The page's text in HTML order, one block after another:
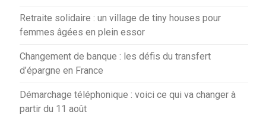
Retraite solidaire : un village de tiny houses pour
femmes âgées en plein essor
Changement de banque : les défis du transfert
d’épargne en France
Démarchage téléphonique : voici ce qui va changer à
partir du 11 août